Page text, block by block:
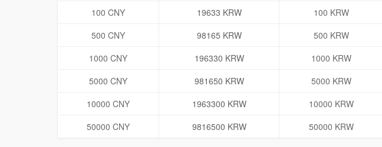
100 CNY
19633 KRW 100 KRW
500 CNY
98165 KRW 500 KRW
1000 CNY
196330 KRW 1000 KRW
5000 CNY
981650 KRW 5000 KRW
10000 CNY
1963300 KRW 10000 KRW
50000 CNY
9816500 KRW 50000 KRW